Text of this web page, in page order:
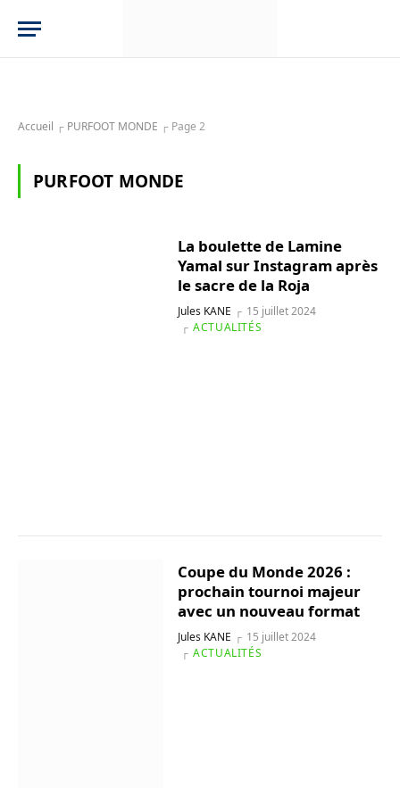
Accueil ┌ PURFOOT MONDE ┌ Page 2
PURFOOT MONDE
La boulette de Lamine
Yamal sur Instagram après
le sacre de la Roja
Jules KANE
15 juillet 2024
ACTUALITÉS
Coupe du Monde 2026 :
prochain tournoi majeur
avec un nouveau format
Jules KANE
15 juillet 2024
ACTUALITÉS